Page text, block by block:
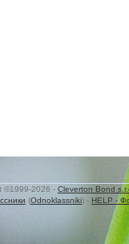
©1999-2026 - Cleverton Bond
(Odnoklassniki) - HELP -